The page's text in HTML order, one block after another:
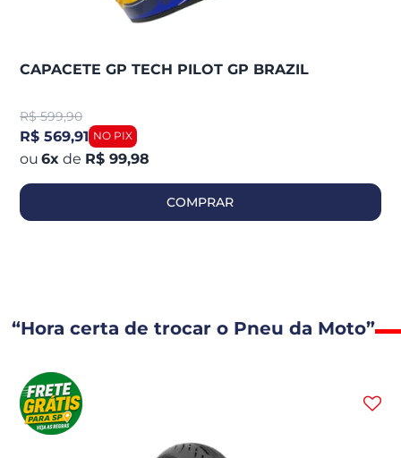
CAPACETE GP TECH PILOT GP BRAZIL
R$ 599,90
R$ 569,91
6x de R$ 99,98
COMPRAR
“Hora certa de trocar o Pneu da Moto”